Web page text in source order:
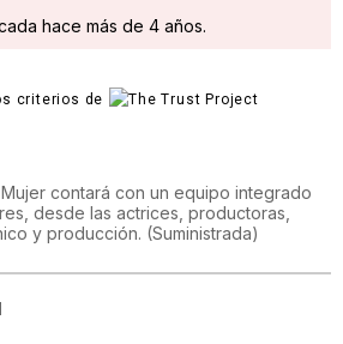
hace más de 4 años.
criterios de
contará con un equipo integrado
desde las actrices, productoras,
y producción. (Suministrada)